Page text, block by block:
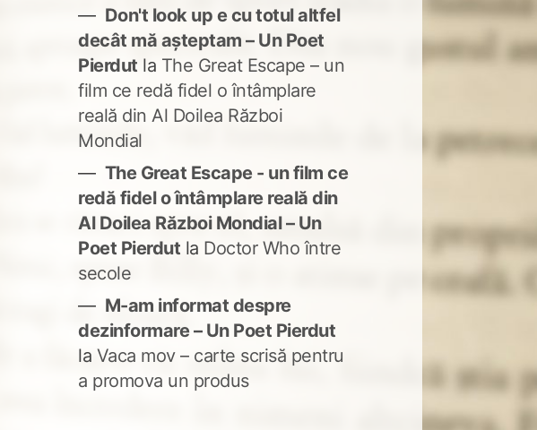
Don't look up e cu totul altfel
decât mă așteptam – Un Poet
Pierdut la The Great Escape – un
film ce redă fidel o întâmplare
reală din Al Doilea Război
Mondial
The Great Escape - un film ce
redă fidel o întâmplare reală din
Al Doilea Război Mondial – Un
Poet Pierdut la Doctor Who între
secole
M-am informat despre
dezinformare – Un Poet Pierdut
la Vaca mov – carte scrisă pentru
a promova un produs